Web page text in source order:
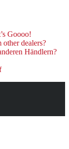
Goooo!
dealers?
Händlern?